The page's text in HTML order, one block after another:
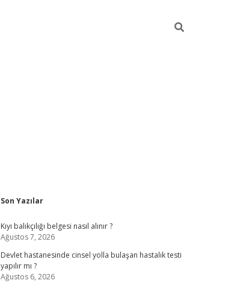
Sidebar
Son Yazılar
Kıyı balıkçılığı belgesi nasıl alınır ?
Ağustos 7, 2026
Devlet hastanesinde cinsel yolla bulaşan hastalık testi
yapılır mı ?
Ağustos 6, 2026